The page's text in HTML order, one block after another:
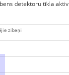
detektoru tīkla